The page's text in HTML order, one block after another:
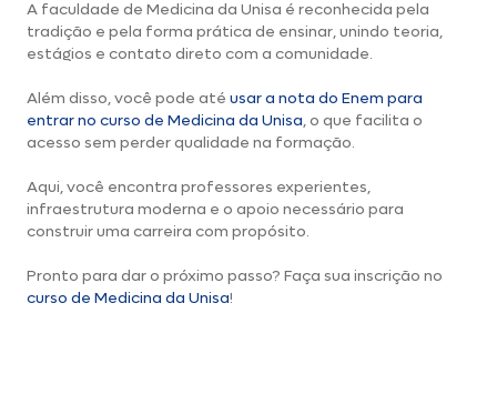
A faculdade de Medicina da Unisa é reconhecida pela
tradição e pela forma prática de ensinar, unindo teoria,
estágios e contato direto com a comunidade.
Além disso, você pode até usar a nota do Enem para
entrar no curso de Medicina da Unisa, o que facilita o
acesso sem perder qualidade na formação.
Aqui, você encontra professores experientes,
infraestrutura moderna e o apoio necessário para
construir uma carreira com propósito.
Pronto para dar o próximo passo? Faça sua inscrição no
curso de Medicina da Unisa!